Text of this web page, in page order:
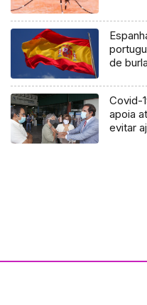
de burla
Covid-
apoia
evitar